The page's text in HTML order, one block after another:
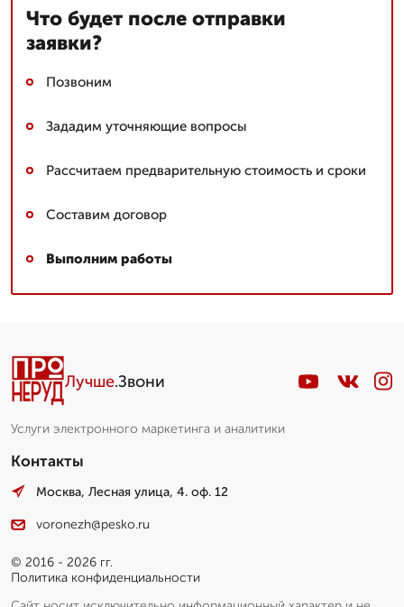
Что будет после отправки
заявки?
Позвоним
Зададим уточняющие вопросы
Рассчитаем предварительную стоимость и сроки
Составим договор
Выполним работы
Лучше.Звони
Услуги электронного маркетинга и аналитики
Контакты
Москва, Лесная улица, 4. оф. 12
voronezh@pesko.ru
© 2016 - 2026 гг.
Политика конфиденциальности